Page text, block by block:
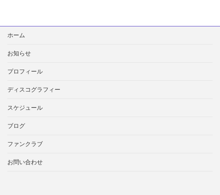
索:
ホーム
お知らせ
プロフィール
ディスコグラフィー
スケジュール
ブログ
ファンクラブ
お問い合わせ